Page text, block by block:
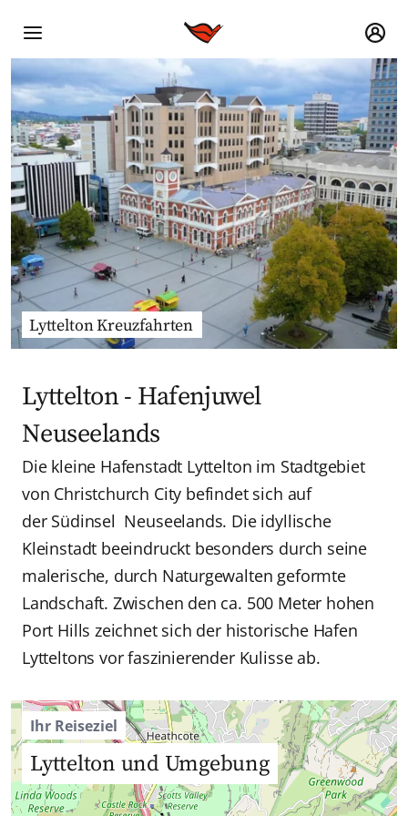
Lyttelton Kreuzfahrten
Lyttelton - Hafenjuwel
Neuseelands
Die kleine Hafenstadt Lyttelton im Stadtgebiet
von Christchurch City befindet sich auf
der Südinsel Neuseelands. Die idyllische
Kleinstadt beeindruckt besonders durch seine
malerische, durch Naturgewalten geformte
Landschaft. Zwischen den ca. 500 Meter hohen
Port Hills zeichnet sich der historische Hafen
Lytteltons vor faszinierender Kulisse ab.
Ihr Reiseziel
Lyttelton und Umgebung